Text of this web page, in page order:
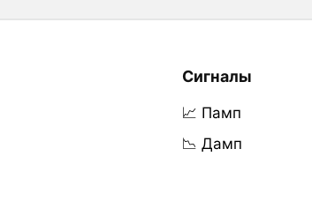
Сигналы
📈 Памп
📉 Дамп